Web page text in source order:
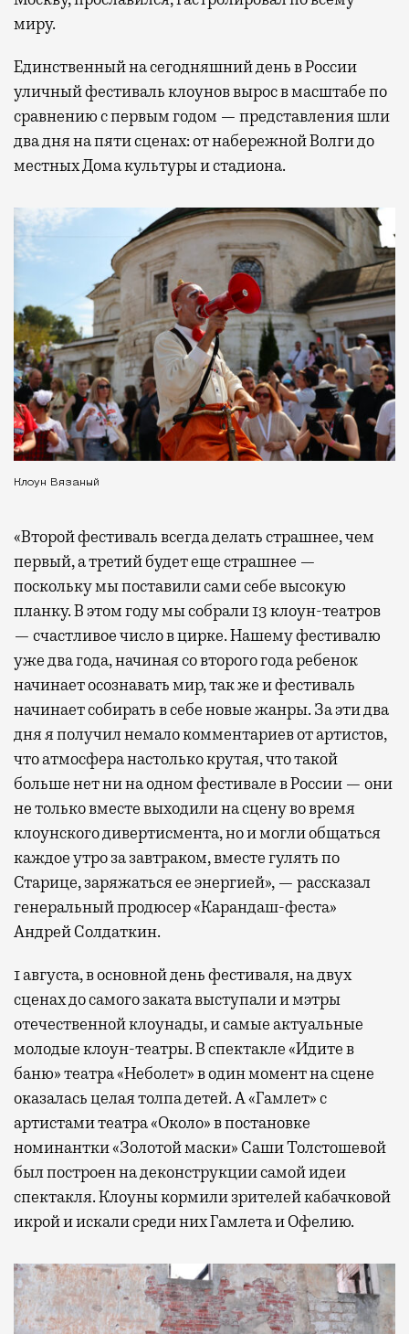
миру.
Единственный на сегодняшний день в России
уличный фестиваль клоунов вырос в масштабе по
сравнению с первым годом — представления шли
два дня на пяти сценах: от набережной Волги до
местных Дома культуры и стадиона.
Клоун Вязаный
«Второй фестиваль всегда делать страшнее, чем
первый, а третий будет еще страшнее —
поскольку мы поставили сами себе высокую
планку. В этом году мы собрали 13 клоун-театров
— счастливое число в цирке. Нашему фестивалю
уже два года, начиная со второго года ребенок
начинает осознавать мир, так же и фестиваль
начинает собирать в себе новые жанры. За эти два
дня я получил немало комментариев от артистов,
что атмосфера настолько крутая, что такой
больше нет ни на одном фестивале в России — они
не только вместе выходили на сцену во время
клоунского дивертисмента, но и могли общаться
каждое утро за завтраком, вместе гулять по
Старице, заряжаться ее энергией», — рассказал
генеральный продюсер «Карандаш-феста»
Андрей Солдаткин.
1 августа, в основной день фестиваля, на двух
сценах до самого заката выступали и мэтры
отечественной клоунады, и самые актуальные
молодые клоун-театры. В спектакле «Идите в
баню» театра «Неболет» в один момент на сцене
оказалась целая толпа детей. А «Гамлет» с
артистами театра «Около» в постановке
номинантки «Золотой маски» Саши Толстошевой
был построен на деконструкции самой идеи
спектакля. Клоуны кормили зрителей кабачковой
икрой и искали среди них Гамлета и Офелию.